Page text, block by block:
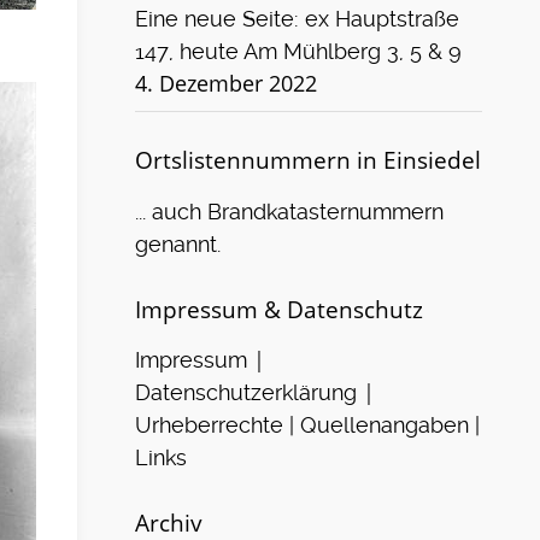
Eine neue Seite: ex Hauptstraße
147, heute Am Mühlberg 3, 5 & 9
4. Dezember 2022
Ortslistennummern in Einsiedel
... auch Brandkatasternummern
genannt.
Impressum & Datenschutz
Impressum |
Datenschutzerklärung |
Urheberrechte | Quellenangaben |
Links
Archiv